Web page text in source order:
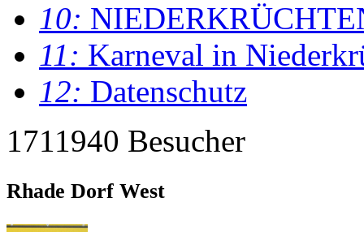
10:
11: Karneval in
12: Datenschutz
1711940 Besucher
Rhade Dorf West